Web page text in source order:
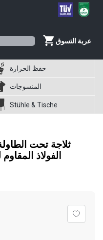
عربة التسوق
حفظ الحرارة
المنسوجات
Stühle & Tische
الفولاذ المقاوم للصدأ - 42